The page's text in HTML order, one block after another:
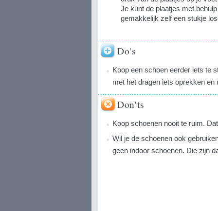
Je kunt de plaatjes met
gemakkelijk zelf een stukje
Do's
Koop een schoen eerder iets te
met het dragen iets oprekken
Don'ts
Koop schoenen nooit te ruim.
Wil je de schoenen ook
geen indoor schoenen. Die zijn